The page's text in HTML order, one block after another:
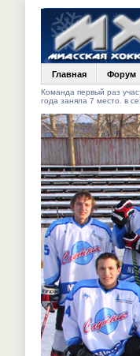
Главная Форум
Команда первый раз
года заняла 7 место. в